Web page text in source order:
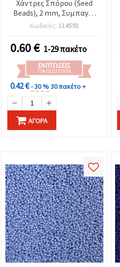
Χάντρες Σπόρου (Seed
Beads), 2 mm, Συμπαγές
Μπλε-Πράσινο, 15 γρ.
(~2050 τεμ.)
Κωδικός: 114591
0.60€ 1-29 πακέτο
ΕΚΠΤΏΣΕΙΣ
ΓΙΑ ΠΟΣΌΤΗΤΑ
0.42 €- 30 %30 πακέτο +
ΑΓΟΡΆ